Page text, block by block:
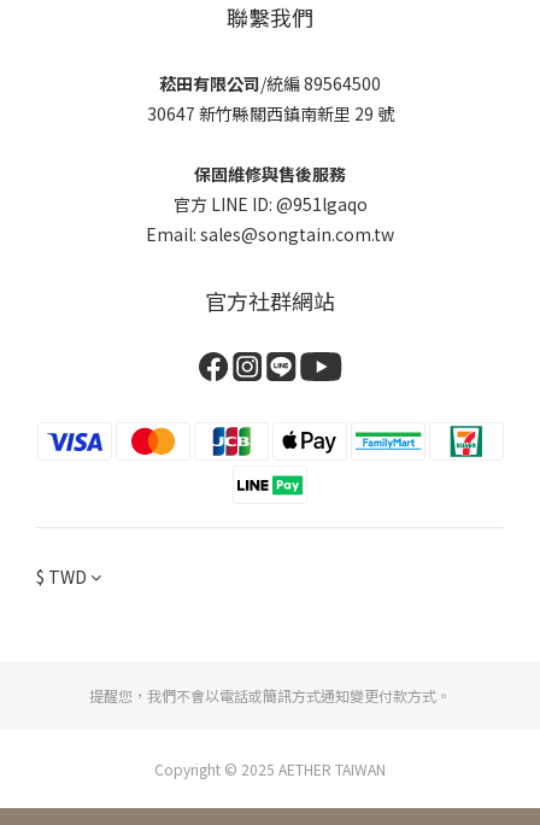
聯繫我們
菘田有限公司/統編 89564500
30647 新竹縣關西鎮南新里 29 號
保固維修與售後服務
官方 LINE ID: @951lgaqo
Email: sales@songtain.com.tw
官方社群網站
$ TWD
提醒您，我們不會以電話或簡訊方式通知變更付款方式。
Copyright © 2025 AETHER TAIWAN